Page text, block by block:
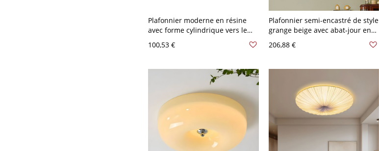
Plafonnier moderne en résine
avec forme cylindrique vers le
usage résidentiel - Jaune Crème
100,53 €
Plafonnier semi-encastré de style
grange beige avec abat-jour en
résine beige orienté vers le bas -
110 V-120 V
206,88 €